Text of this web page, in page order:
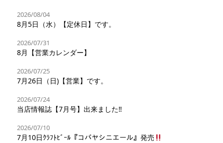
2026/08/04
8月5日（水）【定休日】です。
2026/07/31
8月【営業カレンダー】
2026/07/25
7月26日（日)【営業】です。
2026/07/24
当店情報誌【7月号】出来ました‼︎
2026/07/10
7月10日ｸﾗﾌﾄﾋﾞｰﾙ『コバヤシニエール』発売